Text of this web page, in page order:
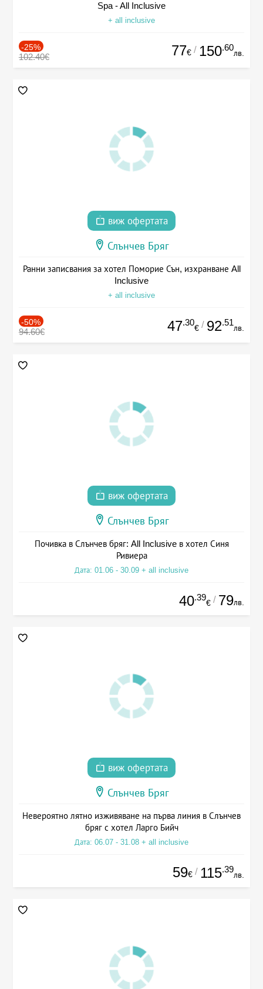
Spa - All Inclusive
+ all inclusive
-25%
102.40€ 77€ / 150.60
лв.
виж офертата
Слънчев Бряг
Ранни записвания за хотел Поморие Сън, изхранване All
Inclusive
+ all inclusive
-50%
94.60€ 47.30
€ / 92.51
лв.
виж офертата
Слънчев Бряг
Почивка в Слънчев бряг: All Inclusive в хотел Синя
Ривиера
Дата: 01.06 - 30.09 + all inclusive
40.39
€ / 79лв.
виж офертата
Слънчев Бряг
Невероятно лятно изживяване на първа линия в Слънчев
бряг с хотел Ларго Бийч
Дата: 06.07 - 31.08 + all inclusive
59€ / 115.39
лв.